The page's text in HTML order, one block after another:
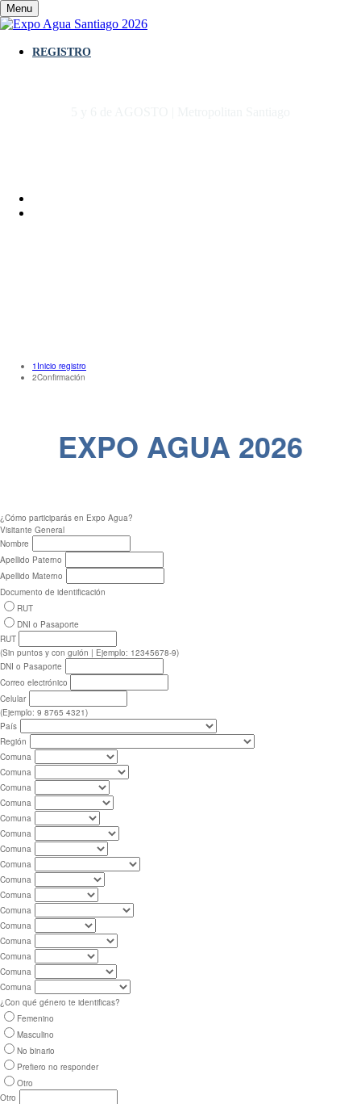
Menu
REGISTRO
1 Inicio registro
2Confirmación
EXPO AGUA 2026
¿Cómo participarás en Expo Agua?
Visitante General
Nombre
Apellido Paterno
Apellido Materno
Documento de identificación
RUT
DNI o Pasaporte
RUT
(Sin puntos y con guión | Ejemplo: 12345678-9)
DNI o Pasaporte
Correo electrónico
Celular
(Ejemplo: 9 8765 4321)
País
Región
Comuna
Comuna
Comuna
Comuna
Comuna
Comuna
Comuna
Comuna
Comuna
Comuna
Comuna
Comuna
Comuna
Comuna
Comuna
Comuna
¿Con qué género te identificas?
Femenino
Masculino
No binario
Prefiero no responder
Otro
Otro